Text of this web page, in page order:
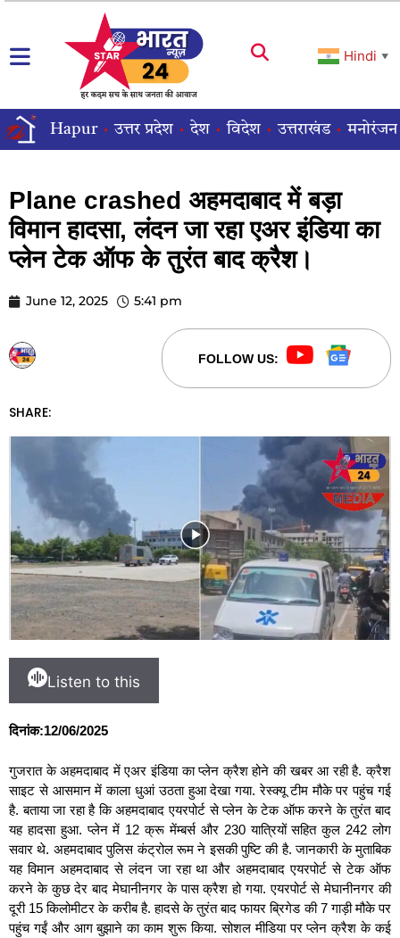
Hindi ▼
Hapur उत्तर प्रदेश देश विदेश उत्तराखंड मनोरंजन
Plane crashed अहमदाबाद में बड़ा
विमान हादसा, लंदन जा रहा एअर इंडिया का
प्लेन टेक ऑफ के तुरंत बाद क्रैश।
June 12, 2025 5:41 pm
STARBHARATNEWS24 FOLLOW US:
SHARE:
Listen to this
दिनांक:12/06/2025
गुजरात के अहमदाबाद में एअर इंडिया का प्लेन क्रैश होने की खबर आ रही है. क्रैश
साइट से आसमान में काला धुआं उठता हुआ देखा गया. रेस्क्यू टीम मौके पर पहुंच गई
है. बताया जा रहा है कि अहमदाबाद एयरपोर्ट से प्लेन के टेक ऑफ करने के तुरंत बाद
यह हादसा हुआ. प्लेन में 12 क्रू मेंम्बर्स और 230 यात्रियों सहित कुल 242 लोग
सवार थे. अहमदाबाद पुलिस कंट्रोल रूम ने इसकी पुष्टि की है. जानकारी के मुताबिक
यह विमान अहमदाबाद से लंदन जा रहा था और अहमदाबाद एयरपोर्ट से टेक ऑफ
करने के कुछ देर बाद मेघानीनगर के पास क्रैश हो गया. एयरपोर्ट से मेघानीनगर की
दूरी 15 किलोमीटर के करीब है. हादसे के तुरंत बाद फायर ब्रिगेड की 7 गाड़ी मौके पर
पहुंच गईं और आग बुझाने का काम शुरू किया. सोशल मीडिया पर प्लेन क्रैश के कई